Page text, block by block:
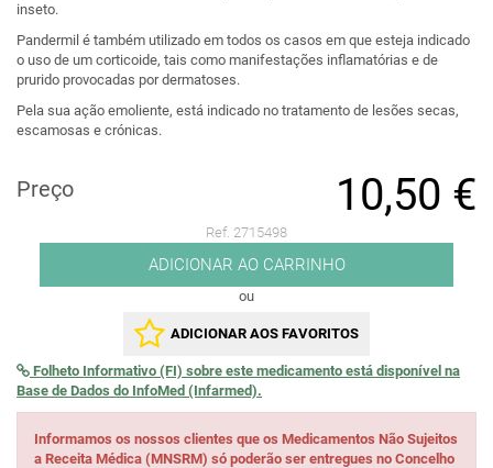
inseto.
Pandermil é também utilizado em todos os casos em que esteja indicado
o uso de um corticoide, tais como manifestações inflamatórias e de
prurido provocadas por dermatoses.
Pela sua ação emoliente, está indicado no tratamento de lesões secas,
escamosas e crónicas.
Preço 10,50 €
Ref. 2715498
ADICIONAR AO CARRINHO
ou
ADICIONAR AOS FAVORITOS
Folheto Informativo (FI) sobre este medicamento está disponível na
Base de Dados do InfoMed (Infarmed).
Informamos os nossos clientes que os Medicamentos Não Sujeitos
a Receita Médica (MNSRM) só poderão ser entregues no Concelho